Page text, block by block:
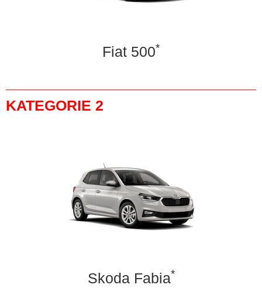
Fiat 500*
KATEGORIE 2
Skoda Fabia*